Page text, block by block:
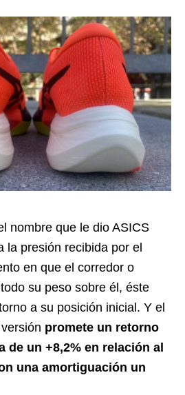
nombre que le dio ASICS
la presión recibida por el
en que el corredor o
su peso sobre él, éste
a su posición inicial. Y el
promete un retorno
de un +8,2% en relación al
una amortiguación un